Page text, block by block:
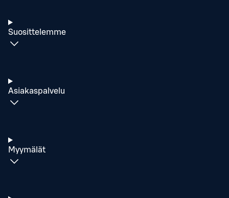
Suosittelemme
Asiakaspalvelu
Myymälät